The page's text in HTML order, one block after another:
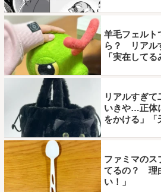
羊毛フェルト
ら？ リアル
「実在してる
リアルすぎ
いきや…正体
をかける」「
ファミマのス
てるの？ 理
い！」